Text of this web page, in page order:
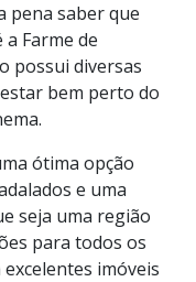
pena saber que
Farme de
possui diversas
bem perto do
ótima opção
e uma
seja uma região
para todos os
imóveis